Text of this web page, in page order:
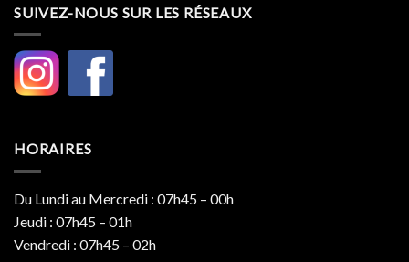
SUIVEZ-NOUS SUR LES RÉSEAUX
HORAIRES
Du Lundi au Mercredi : 07h45 – 00h
Jeudi : 07h45 – 01h
Vendredi : 07h45 – 02h